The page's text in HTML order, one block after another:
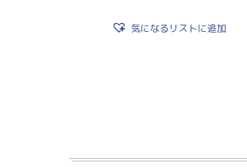
気になるリストに追加